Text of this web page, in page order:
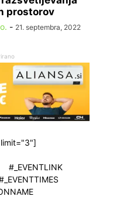
prostorov
- 21. septembra, 2022
#_EVENTLINK